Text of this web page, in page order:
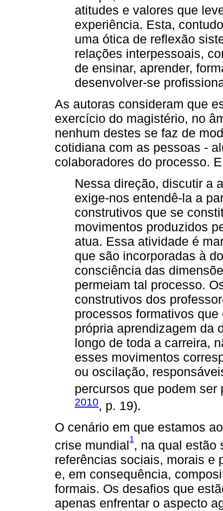
atitudes e valores que
experiência. Esta,
uma ótica de reflexão
relações interpessoais,
de ensinar, aprender,
desenvolver-se
As autoras consideram que
exercício do magistério, no
nenhum destes se faz de
cotidiana com as pessoas -
colaboradores do processo.
Nessa direção, discutir a
exige-nos entendê-la a
construtivos que se
movimentos produzidos
atua. Essa atividade é
que são incorporadas à
consciência das
permeiam tal processo.
construtivos dos
processos formativos
própria aprendizagem da
longo de toda a carreira,
esses movimentos
ou oscilação,
percursos que podem ser
2010, p. 19).
O cenário em que estamos
crise mundial1, na qual estão
referências sociais, morais e
e, em consequência,
formais. Os desafios que
apenas enfrentar o aspecto